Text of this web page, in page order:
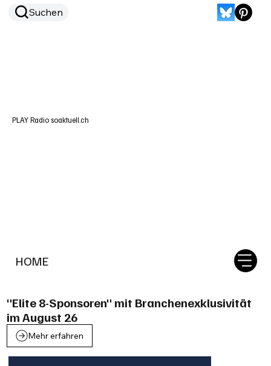
HOME
Suchen
PLAY Radio soaktuell.ch
"Elite 8-Sponsoren" mit Branchenexklusivität
im August 26
Mehr erfahren